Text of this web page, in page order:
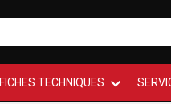
FICHES TECHNIQUES